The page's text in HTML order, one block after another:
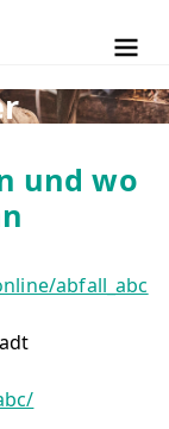
und wo
abfall_abc